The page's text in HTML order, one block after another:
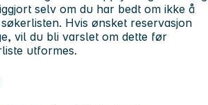
selv om du har bedt om ikke å
Hvis ønsket reservasjon
vil du bli varslet om dette før
utformes.